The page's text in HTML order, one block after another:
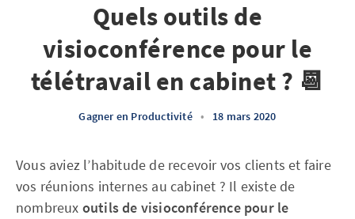
Quels outils de
visioconférence pour le
télétravail en cabinet ? 📆
Gagner en Productivité • 18 mars 2020
Vous aviez l’habitude de recevoir vos clients et faire
vos réunions internes au cabinet ? Il existe de
nombreux outils de visioconférence pour le